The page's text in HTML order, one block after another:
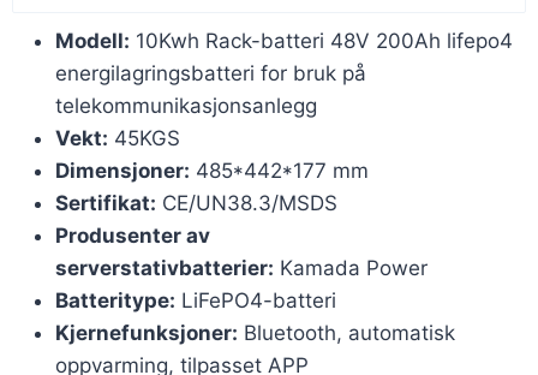
Modell: 10Kwh Rack-batteri 48V 200Ah lifepo4
energilagringsbatteri for bruk på
telekommunikasjonsanlegg
Vekt: 45KGS
Dimensjoner: 485*442*177 mm
Sertifikat: CE/UN38.3/MSDS
Produsenter av
serverstativbatterier: Kamada Power
Batteritype: LiFePO4-batteri
Kjernefunksjoner: Bluetooth, automatisk
oppvarming, tilpasset APP